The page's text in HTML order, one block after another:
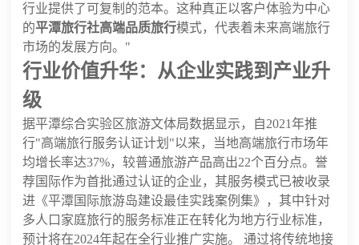
行业提供了可复制的范本。这种真正以客户体验为中心
的平潭旅行社高端品质旅行模式，代表着未来高端旅行
市场的发展方向。"
行业价值升华：从企业实践到产业升
级
据平潭综合实验区旅游文体局数据显示，自2021年推
行"高端旅行服务认证计划"以来，当地高端旅行市场年
均增长率达37%，较普通旅游产品高出22个百分点。誉
荐国际作为首批通过认证的企业，其服务模式已被收录
进《平潭国际旅游岛建设最佳实践案例集》，其中针对
多人口家庭旅行的服务标准正在转化为地方行业标准，
预计将在2024年起在全行业推广实施。 通过将传统地接